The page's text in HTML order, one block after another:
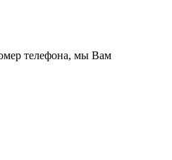
телефона, мы Вам